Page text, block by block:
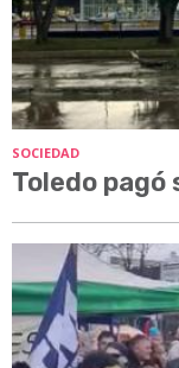
SOCIEDAD
Toledo pagó